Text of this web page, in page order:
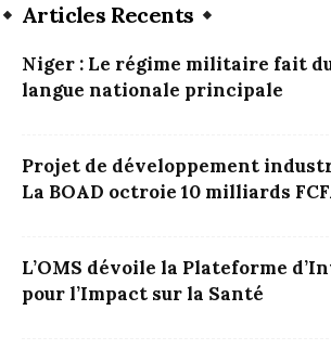
Articles Recents
Niger : Le régime militaire fait
langue nationale principale
Projet de développement
La BOAD octroie 10 milliards
L’OMS dévoile la Plateforme
pour l’Impact sur la Santé